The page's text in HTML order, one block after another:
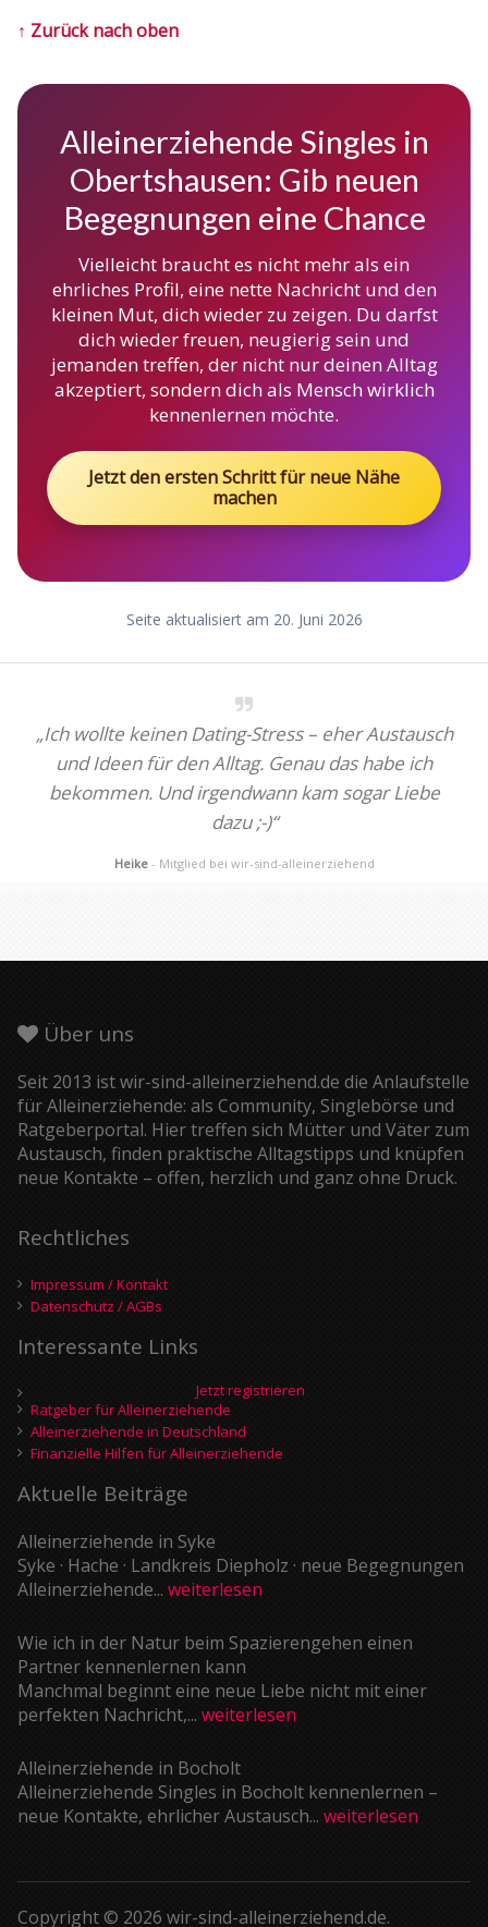
↑ Zurück nach oben
Alleinerziehende Singles in
Obertshausen: Gib neuen
Begegnungen eine Chance
Vielleicht braucht es nicht mehr als ein
ehrliches Profil, eine nette Nachricht und den
kleinen Mut, dich wieder zu zeigen. Du darfst
dich wieder freuen, neugierig sein und
jemanden treffen, der nicht nur deinen Alltag
akzeptiert, sondern dich als Mensch wirklich
kennenlernen möchte.
Jetzt den ersten Schritt für neue Nähe
machen
Seite aktualisiert am 20. Juni 2026
„Ich wollte keinen Dating-Stress – eher Austausch
und Ideen für den Alltag. Genau das habe ich
bekommen. Und irgendwann kam sogar Liebe
dazu ;-)“
Heike - Mitglied bei wir-sind-alleinerziehend
Über uns
Seit 2013 ist wir-sind-alleinerziehend.de die Anlaufstelle
für Alleinerziehende: als Community, Singlebörse und
Ratgeberportal. Hier treffen sich Mütter und Väter zum
Austausch, finden praktische Alltagstipps und knüpfen
neue Kontakte – offen, herzlich und ganz ohne Druck.
Rechtliches
Impressum / Kontakt
Datenschutz / AGBs
Interessante Links
Jetzt registrieren
Ratgeber für Alleinerziehende
Alleinerziehende in Deutschland
Finanzielle Hilfen für Alleinerziehende
Aktuelle Beiträge
Alleinerziehende in Syke
Syke · Hache · Landkreis Diepholz · neue Begegnungen
Alleinerziehende... weiterlesen
Wie ich in der Natur beim Spazierengehen einen
Partner kennenlernen kann
Manchmal beginnt eine neue Liebe nicht mit einer
perfekten Nachricht,... weiterlesen
Alleinerziehende in Bocholt
Alleinerziehende Singles in Bocholt kennenlernen –
neue Kontakte, ehrlicher Austausch... weiterlesen
Copyright © 2026 wir-sind-alleinerziehend.de.